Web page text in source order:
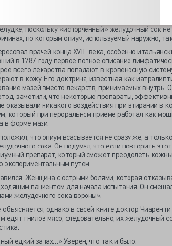
часто приводит к тошноте и рвоте, и связал
поскольку «испорченный» желудочный сок не
по которым опиум, используемый наружно,
врачей конца XVIII века, особенно
в 1787 году первое полное описание
всего лекарства попадают в кровеносную
в кожу. Его доктрина, известная как
мазей вместо лекарств, принимаемых внутрь.
заметили, что некоторые препараты,
оказывали никакого воздействия при втирании в
который при пероральном приеме работал как
в форме мази.
что опиум всасывается не сразу же, а
сока. Он подумал, что если повторить
препарат, который сможет преодолеть
экспериментальным путем.
Женщина с острыми болями, которая
пациентом для начала испытания. Он
желудочного сока вороны».
однако в своей книге доктор Чиаренти
едят гнилое мясо, следовательно, их желудочный
едкий запах…» Уверен, что так и было.